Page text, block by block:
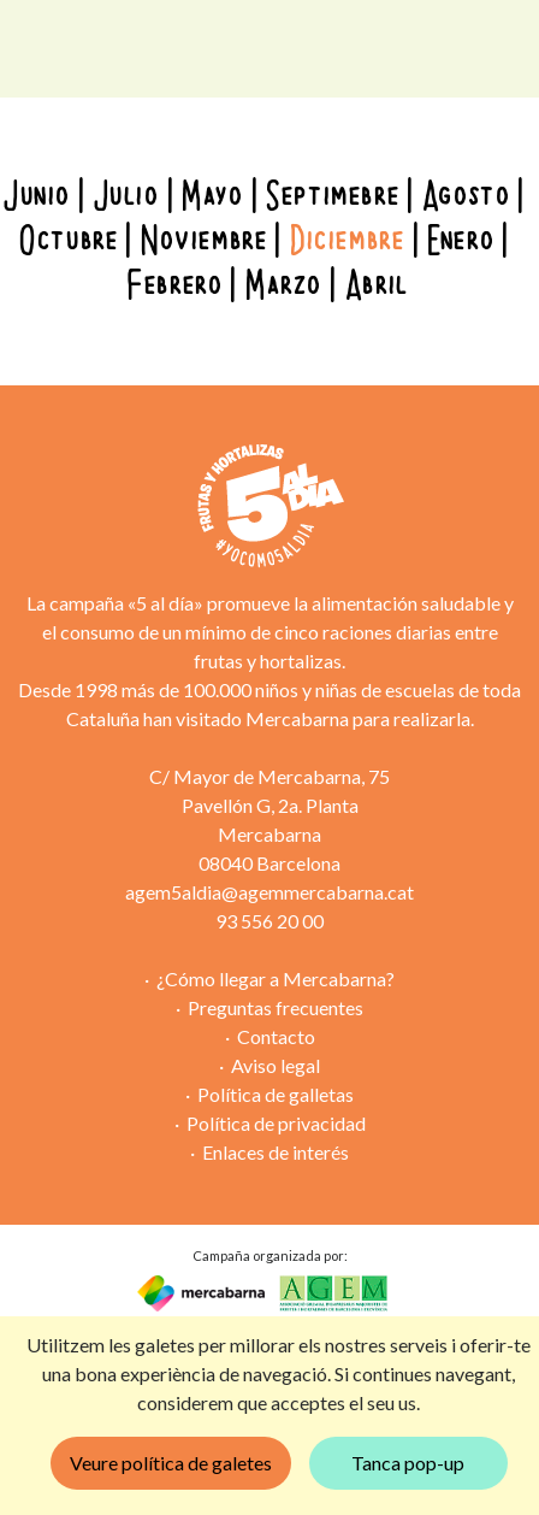
Junio Julio Mayo Septimebre Agosto
Octubre Noviembre Diciembre Enero
Febrero Marzo Abril
Utilitzem les galetes per millorar els nostres serveis i oferir-te
una bona experiència de navegació. Si continues navegant,
considerem que acceptes el seu us.
Veure política de galetes Tanca pop-up
La campaña «5 al día» promueve la alimentación saludable y
el consumo de un mínimo de cinco raciones diarias entre
frutas y hortalizas.
Desde 1998 más de 100.000 niños y niñas de escuelas de toda
Cataluña han visitado Mercabarna para realizarla.
C/ Mayor de Mercabarna, 75
Pavellón G, 2a. Planta
Mercabarna
08040 Barcelona
agem5aldia@agemmercabarna.cat
93 556 20 00
¿Cómo llegar a Mercabarna?
Preguntas frecuentes
Contacto
Aviso legal
Política de galletas
Política de privacidad
Enlaces de interés
Campaña organizada por: